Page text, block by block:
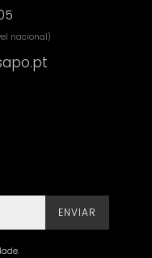
nacional)
ENVIAR
.